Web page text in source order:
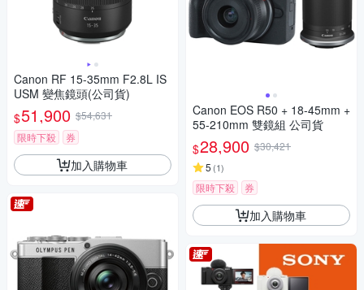
Canon RF 15-35mm F2.8L IS
USM 變焦鏡頭(公司貨)
$51,900 $54,631
限時下殺
券
加入購物車
Canon EOS R50 + 18-45mm +
55-210mm 雙鏡組 公司貨
$28,900 $30,421
5 (1)
限時下殺 券
加入購物車